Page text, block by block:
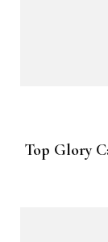
Top Glory